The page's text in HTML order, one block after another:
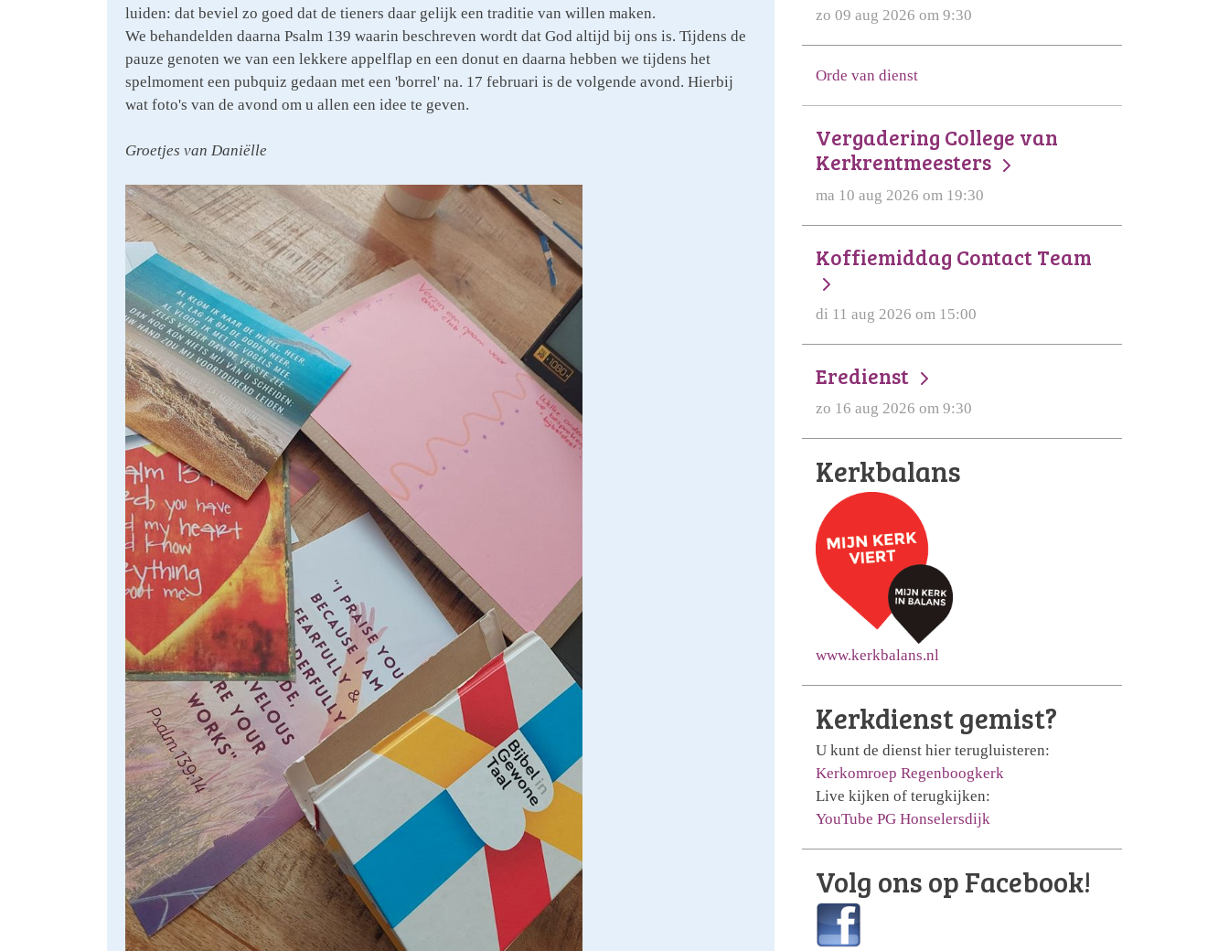
luiden: dat beviel zo goed dat de tieners daar gelijk een traditie van willen maken.
We behandelden daarna Psalm 139 waarin beschreven wordt dat God altijd bij ons is. Tijdens de
pauze genoten we van een lekkere appelflap en een donut en daarna hebben we tijdens het
spelmoment een pubquiz gedaan met een 'borrel' na. 17 februari is de volgende avond. Hierbij
wat foto's van de avond om u allen een idee te geven.
Groetjes van Daniëlle
zo 09 aug 2026 om 9:30
Orde van dienst
Vergadering College van
Kerkrentmeesters
ma 10 aug 2026 om 19:30
Koffiemiddag Contact Team
di 11 aug 2026 om 15:00
Eredienst
zo 16 aug 2026 om 9:30
Kerkbalans
www.kerkbalans.nl
Kerkdienst gemist?
U kunt de dienst hier terugluisteren:
Kerkomroep Regenboogkerk
Live kijken of terugkijken:
YouTube PG Honselersdijk
Volg ons op Facebook!